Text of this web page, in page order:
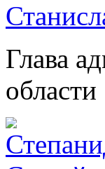
Глава
области